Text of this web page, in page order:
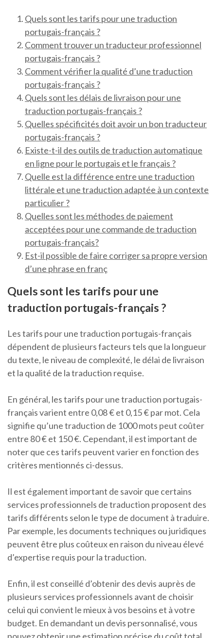
Quels sont les tarifs pour une traduction
portugais-français ?
Comment trouver un traducteur professionnel
portugais-français ?
Comment vérifier la qualité d’une traduction
portugais-français ?
Quels sont les délais de livraison pour une
traduction portugais-français ?
Quelles spécificités doit avoir un bon traducteur
portugais-français ?
Existe-t-il des outils de traduction automatique
en ligne pour le portugais et le français ?
Quelle est la différence entre une traduction
littérale et une traduction adaptée à un contexte
particulier ?
Quelles sont les méthodes de paiement
acceptées pour une commande de traduction
portugais-français?
Est-il possible de faire corriger sa propre version
d’une phrase en franç
Quels sont les tarifs pour une
traduction portugais-français ?
Les tarifs pour une traduction portugais-français
dépendent de plusieurs facteurs tels que la longueur
du texte, le niveau de complexité, le délai de livraison
et la qualité de la traduction requise.
En général, les tarifs pour une traduction portugais-
français varient entre 0,08 € et 0,15 € par mot. Cela
signifie qu’une traduction de 1000 mots peut coûter
entre 80 € et 150 €. Cependant, il est important de
noter que ces tarifs peuvent varier en fonction des
critères mentionnés ci-dessus.
Il est également important de savoir que certains
services professionnels de traduction proposent des
tarifs différents selon le type de document à traduire.
Par exemple, les documents techniques ou juridiques
peuvent être plus coûteux en raison du niveau élevé
d’expertise requis pour la traduction.
Enfin, il est conseillé d’obtenir des devis auprès de
plusieurs services professionnels avant de choisir
celui qui convient le mieux à vos besoins et à votre
budget. En demandant un devis personnalisé, vous